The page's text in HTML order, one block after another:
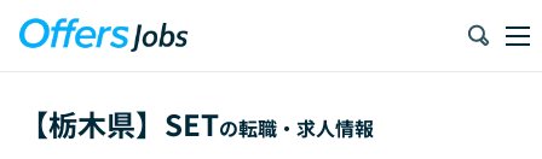
【栃木県】 SETの転職・求人情報